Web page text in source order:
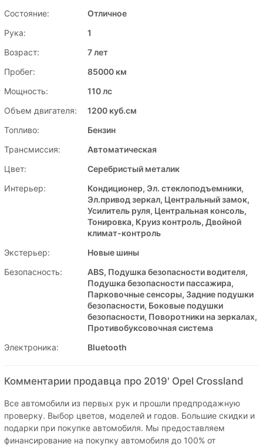
Состояние:
Отличное
Рука:
1
Возраст:
7 лет
Пробег:
85000 км
Мощность:
110 лс
Объем двигателя:
1200 куб.см
Топливо:
Бензин
Трансмиссия:
Автоматическая
Цвет:
Серебристый металик
Интерьер:
Кондиционер, Эл. стеклоподъемники,
Эл.привод зеркал, Центральный замок,
Усилитель руля, Центральная консоль,
Тонировка, Круиз контроль, Двойной
климат-контроль
Экстерьер:
Новые шины
Безопасность:
ABS, Подушка безопасности водителя,
Подушка безопасности пассажира,
Парковочные сенсоры, Задние подушки
безопасности, Боковые подушки
безопасности, Поворотники на зеркалах,
Противобуксовочная система
Электроника:
Bluetooth
Комментарии продавца про 2019' Opel Crossland
Все автомобили из первых рук и прошли предпродажную
проверку. Выбор цветов, моделей и годов. Большие скидки и
подарки при покупке автомобиля. Мы предоставляем
финансирование на покупку автомобиля до 100% от